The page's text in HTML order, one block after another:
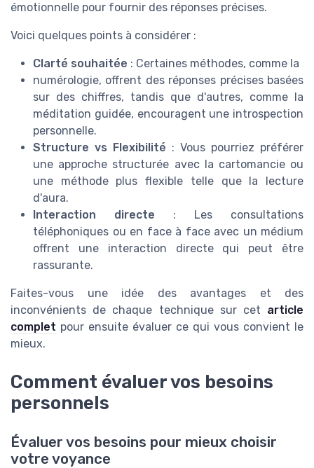
émotionnelle pour fournir des réponses précises.
Voici quelques points à considérer :
Clarté souhaitée : Certaines méthodes, comme la
numérologie, offrent des réponses précises basées
sur des chiffres, tandis que d'autres, comme la
méditation guidée, encouragent une introspection
personnelle.
Structure vs Flexibilité : Vous pourriez préférer
une approche structurée avec la cartomancie ou
une méthode plus flexible telle que la lecture
d'aura.
Interaction directe : Les consultations
téléphoniques ou en face à face avec un médium
offrent une interaction directe qui peut être
rassurante.
Faites-vous une idée des avantages et des
inconvénients de chaque technique sur cet article
complet pour ensuite évaluer ce qui vous convient le
mieux.
Comment évaluer vos besoins
personnels
Évaluer vos besoins pour mieux choisir
votre voyance